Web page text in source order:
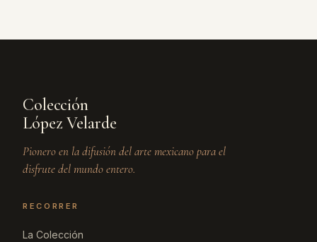
Colección
López Velarde
Pionero en la difusión del arte mexicano para el
disfrute del mundo entero.
RECORRER
La Colección